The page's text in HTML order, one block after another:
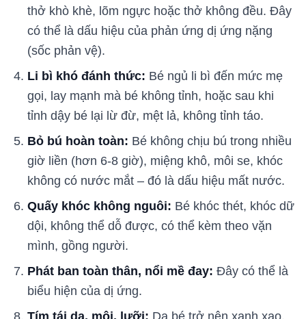
thở khò khè, lõm ngực hoặc thở không đều. Đây
có thể là dấu hiệu của phản ứng dị ứng nặng
(sốc phản vệ).
Li bì khó đánh thức: Bé ngủ li bì đến mức mẹ
gọi, lay mạnh mà bé không tỉnh, hoặc sau khi
tỉnh dậy bé lại lừ đừ, mệt lả, không tỉnh táo.
Bỏ bú hoàn toàn: Bé không chịu bú trong nhiều
giờ liền (hơn 6-8 giờ), miệng khô, môi se, khóc
không có nước mắt – đó là dấu hiệu mất nước.
Quấy khóc không nguôi: Bé khóc thét, khóc dữ
dội, không thể dỗ được, có thể kèm theo vặn
mình, gồng người.
Phát ban toàn thân, nổi mề đay: Đây có thể là
biểu hiện của dị ứng.
Tím tái da, môi, lưỡi: Da bé trở nên xanh xao,